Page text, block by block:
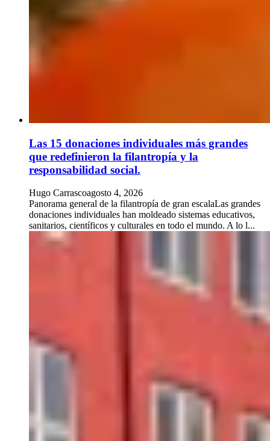
Las 15 donaciones individuales más grandes
que redefinieron la filantropía y la
responsabilidad social.
Hugo Carrascoagosto 4, 2026
Panorama general de la filantropía de gran escalaLas grandes
donaciones individuales han moldeado sistemas educativos,
sanitarios, científicos y culturales en todo el mundo. A lo l...